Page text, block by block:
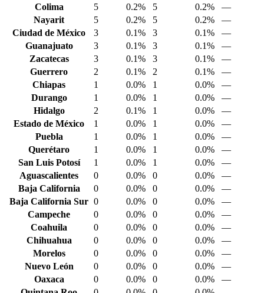
Colima
5 0.2% 5 0.2%
—
Nayarit
5 0.2% 5 0.2%
—
Ciudad de México
3 0.1% 3 0.1%
—
Guanajuato
3 0.1% 3 0.1%
—
Zacatecas
3 0.1% 3 0.1%
—
Guerrero
2 0.1% 2 0.1%
—
Chiapas
1 0.0% 1 0.0%
—
Durango
1 0.0% 1 0.0%
—
Hidalgo
2 0.1% 1 0.0%
—
Estado de México
1 0.0% 1 0.0%
—
Puebla
1 0.0% 1 0.0%
—
Querétaro
1 0.0% 1 0.0%
—
San Luis Potosí
1 0.0% 1 0.0%
—
Aguascalientes
0 0.0% 0 0.0%
—
Baja California
0 0.0% 0 0.0%
—
Baja California Sur 0 0.0% 0 0.0%
—
Campeche
0 0.0% 0 0.0%
—
Coahuila
0 0.0% 0 0.0%
—
Chihuahua
0 0.0% 0 0.0%
—
Morelos
0 0.0% 0 0.0%
—
Nuevo León
0 0.0% 0 0.0%
—
Oaxaca
0 0.0% 0 0.0%
—